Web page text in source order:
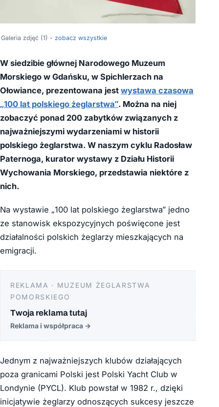
Galeria zdjęć (1) - zobacz wszystkie
W siedzibie głównej Narodowego Muzeum
Morskiego w Gdańsku, w Spichlerzach na
Ołowiance, prezentowana jest wystawa czasowa
„100 lat polskiego żeglarstwa”. Można na niej
zobaczyć ponad 200 zabytków związanych z
najważniejszymi wydarzeniami w historii
polskiego żeglarstwa. W naszym cyklu Radosław
Paternoga, kurator wystawy z Działu Historii
Wychowania Morskiego, przedstawia niektóre z
nich.
Na wystawie „100 lat polskiego żeglarstwa” jedno
ze stanowisk ekspozycyjnych poświęcone jest
działalności polskich żeglarzy mieszkających na
emigracji.
REKLAMA · MUZEUM ŻEGLARSTWA
POMORSKIEGO
Twoja reklama tutaj
Reklama i współpraca →
Jednym z najważniejszych klubów działających
poza granicami Polski jest Polski Yacht Club w
Londynie (PYCL). Klub powstał w 1982 r., dzięki
inicjatywie żeglarzy odnoszących sukcesy jeszcze